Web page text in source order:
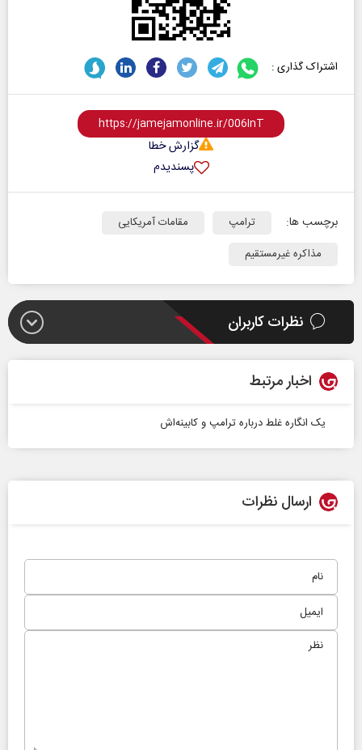
اشتراک گذاری :
گزارش خطا
پسندیدم
برچسب ها: ترامپ
مقامات آمریکایی
مذاکره غیرمستقیم
نظرات کاربران
اخبار مرتبط
یک انگاره غلط درباره ترامپ و کابینه‌اش
ارسال نظرات